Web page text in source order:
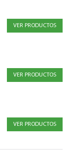
VER PRODUCTOS
VER PRODUCTOS
VER PRODUCTOS